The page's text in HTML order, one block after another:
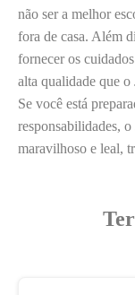
não ser a melhor
fora de casa. Além
fornecer os
alta qualidade que o
Se você está
responsabilidades,
maravilhoso e leal,